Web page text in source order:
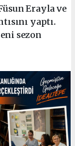
Erayla ve
yaptı.
sezon